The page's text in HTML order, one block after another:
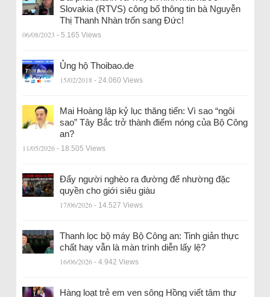
Slovakia (RTVS) công bố thông tin bà Nguyễn
Thị Thanh Nhàn trốn sang Đức!
06/08/2023 - 5.165 Views
Ủng hộ Thoibao.de
15/02/2018 - 24.060 Views
Mai Hoàng lập kỷ lục thăng tiến: Vì sao “ngôi
sao” Tây Bắc trở thành điểm nóng của Bộ Công
an?
11/05/2026 - 18.505 Views
Đẩy người nghèo ra đường để nhường đặc
quyền cho giới siêu giàu
17/06/2026 - 14.527 Views
Thanh lọc bộ máy Bộ Công an: Tinh giản thực
chất hay vẫn là màn trình diễn lấy lệ?
16/06/2026 - 4.942 Views
Hàng loạt trẻ em ven sông Hồng viết tâm thư